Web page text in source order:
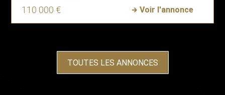
110 000 €
Voir l'annonce
TOUTES LES ANNONCES